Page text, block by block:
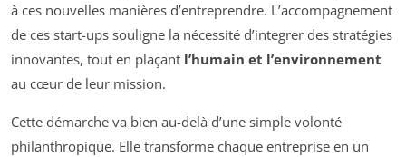
à ces nouvelles manières d’entreprendre. L’accompagnement
de ces start-ups souligne la nécessité d’integrer des stratégies
innovantes, tout en plaçant l’humain et l’environnement
au cœur de leur mission.
Cette démarche va bien au-delà d’une simple volonté
philanthropique. Elle transforme chaque entreprise en un